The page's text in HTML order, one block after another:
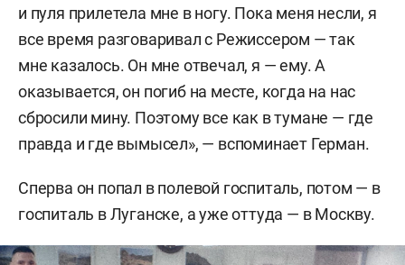
и пуля прилетела мне в ногу. Пока меня несли, я
все время разговаривал с Режиссером — так
мне казалось. Он мне отвечал, я — ему. А
оказывается, он погиб на месте, когда на нас
сбросили мину. Поэтому все как в тумане — где
правда и где вымысел», — вспоминает Герман.
Сперва он попал в полевой госпиталь, потом — в
госпиталь в Луганске, а уже оттуда — в Москву.